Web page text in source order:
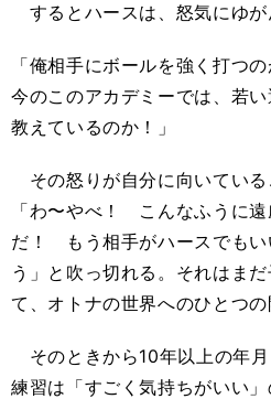
するとハースは、怒気にゆが
「俺相手にボールを強く打つ
今のこのアカデミーでは、若
教えているのか！」
その怒りが自分に向いてい
「わ〜やべ！ こんなふうに
だ！ もう相手がハースでもい
う」と吹っ切れる。それはま
て、オトナの世界へのひとつの
そのときから10年以上の年
練習は「すごく気持ちがいい」